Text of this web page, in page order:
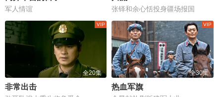
军人情谊 张铎和余心恬投身疆场报国
全20集
非常出击
全30集
热血军旗